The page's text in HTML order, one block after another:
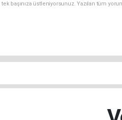
başınıza üstleniyorsunuz. Yazılan tüm